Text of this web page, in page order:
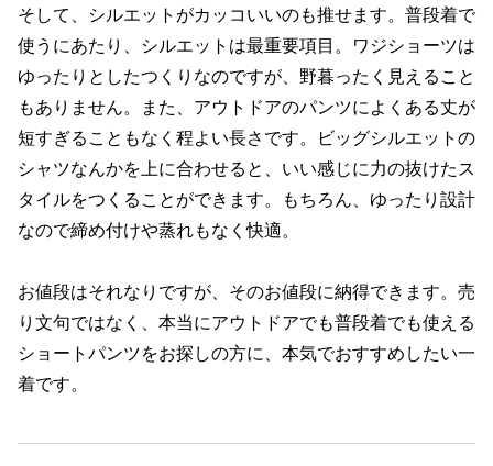
そして、シルエットがカッコいいのも推せます。普段着で
使うにあたり、シルエットは最重要項目。ワジショーツは
ゆったりとしたつくりなのですが、野暮ったく見えること
もありません。また、アウトドアのパンツによくある丈が
短すぎることもなく程よい長さです。ビッグシルエットの
シャツなんかを上に合わせると、いい感じに力の抜けたス
タイルをつくることができます。もちろん、ゆったり設計
なので締め付けや蒸れもなく快適。
お値段はそれなりですが、そのお値段に納得できます。売
り文句ではなく、本当にアウトドアでも普段着でも使える
ショートパンツをお探しの方に、本気でおすすめしたい一
着です。